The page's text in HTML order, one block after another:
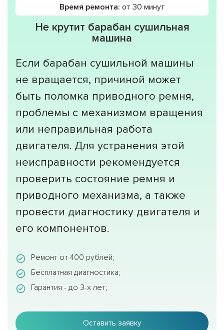
Не крутит барабан сушильная
машина
Если барабан сушильной машины
не вращается, причиной может
быть поломка приводного ремня,
проблемы с механизмом вращения
или неправильная работа
двигателя. Для устранения этой
неисправности рекомендуется
проверить состояние ремня и
приводного механизма, а также
провести диагностику двигателя и
его компонентов.
Ремонт от 400 рублей;
Бесплатная диагностика;
Гарантия - до 3-х лет;
Оставить заявку
Время ремонта: от 30 минут